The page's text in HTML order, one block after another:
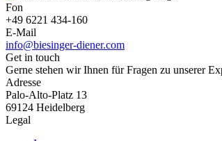
Fon
+49 6221 434-160
E-Mail
info@biesinger-diener.com
Get in touch
Gerne stehen wir Ihnen für Fragen zu unserer
Adresse
Palo-Alto-Platz 13
69124 Heidelberg
Legal